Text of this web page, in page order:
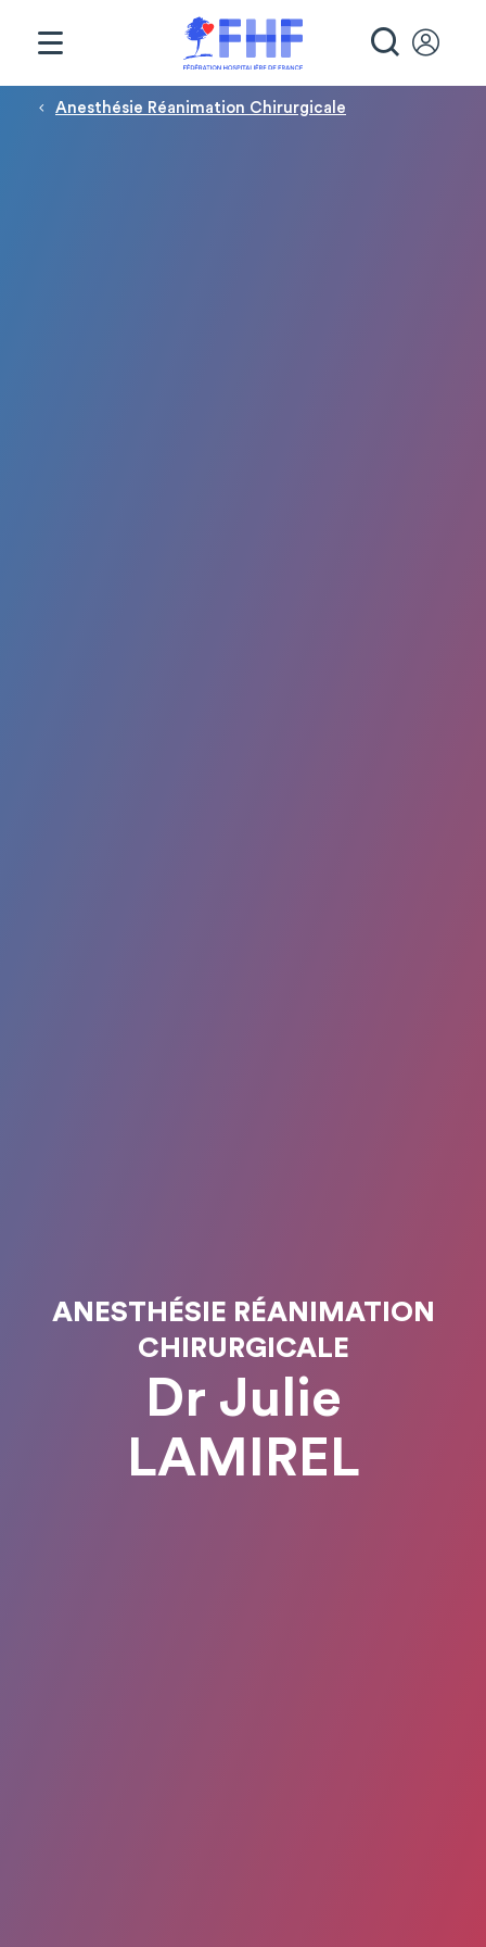
Fil d'Ariane
Anesthésie Réanimation Chirurgicale
ANESTHÉSIE RÉANIMATION
CHIRURGICALE
Dr Julie
LAMIREL
Panneau de gestion des cookies